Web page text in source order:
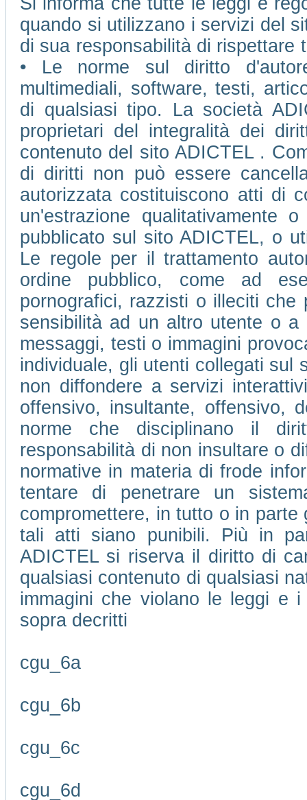
quando si utilizzano i servizi del
di sua responsabilità di rispettare
• Le norme sul diritto
multimediali, software, testi,
di qualsiasi tipo. La società
proprietari del integralità dei
contenuto del sito ADICTEL .
di diritti non può essere
autorizzata costituiscono atti di
un'estrazione qualitativamente
pubblicato sul sito ADICTEL, o
Le regole per il trattamento
ordine pubblico, come ad
pornografici, razzisti o illeciti che
sensibilità ad un altro utente o a
messaggi, testi o immagini
individuale, gli utenti collegati sul
non diffondere a servizi
offensivo, insultante, offensivo,
norme che disciplinano il
responsabilità di non insultare o
normative in materia di frode
tentare di penetrare un
compromettere, in tutto o in
tali atti siano punibili. Più in
ADICTEL si riserva il diritto di
qualsiasi contenuto di qualsiasi
immagini che violano le leggi e
sopra decritti
cgu_6a
cgu_6b
cgu_6c
cgu_6d